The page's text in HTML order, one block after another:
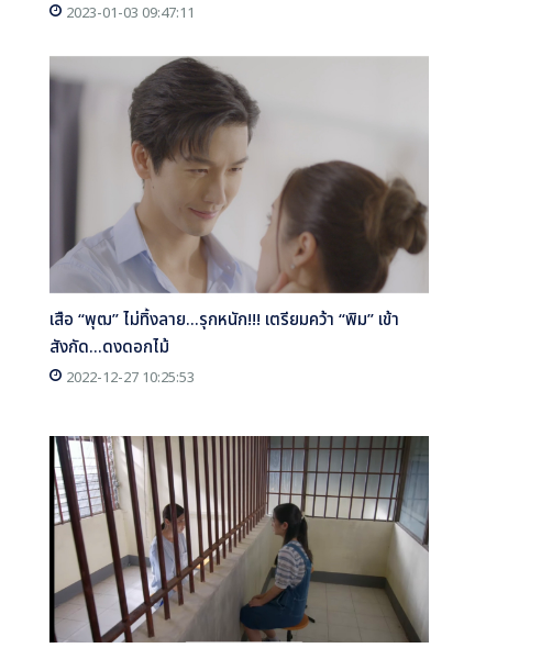
2023-01-03 09:47:11
เสือ “พุฒ” ไม่ทิ้งลาย...รุกหนัก!!! เตรียมคว้า “พิม” เข้า
สังกัด...ดงดอกไม้
2022-12-27 10:25:53